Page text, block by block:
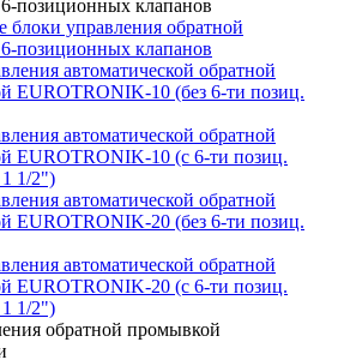
блоки управления обратной
позиционных клапанов
автоматической обратной
EUROTRONIK-10 (без 6-ти позиц.
автоматической обратной
EUROTRONIK-10 (c 6-ти позиц.
1/2")
автоматической обратной
EUROTRONIK-20 (без 6-ти позиц.
автоматической обратной
EUROTRONIK-20 (с 6-ти позиц.
1/2")